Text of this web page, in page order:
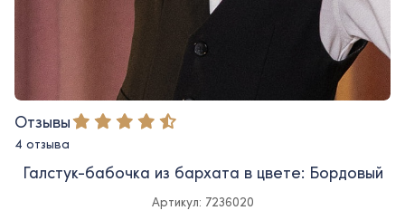
Отзывы
4 отзыва
Галстук-бабочка из бархата в цвете: Бордовый
Артикул: 7236020